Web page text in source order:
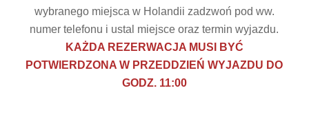
wybranego miejsca w Holandii zadzwoń pod ww.
numer telefonu i ustal miejsce oraz termin wyjazdu.
KAŻDA REZERWACJA MUSI BYĆ
POTWIERDZONA W PRZEDDZIEŃ WYJAZDU DO
GODZ. 11:00